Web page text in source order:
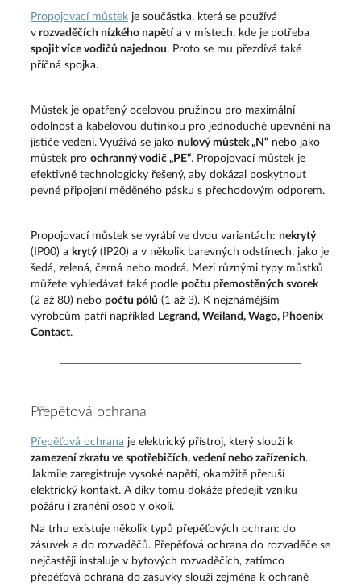
Propojovací můstek je součástka, která se používá
v rozvaděčích nízkého napětí a v místech, kde je potřeba
spojit více vodičů najednou. Proto se mu přezdívá také
příčná spojka.
Můstek je opatřený ocelovou pružinou pro maximální
odolnost a kabelovou dutinkou pro jednoduché upevnění na
jističe vedení. Využívá se jako nulový můstek „N“ nebo jako
můstek pro ochranný vodič „PE“. Propojovací můstek je
efektivně technologicky řešený, aby dokázal poskytnout
pevné připojení měděného pásku s přechodovým odporem.
Propojovací můstek se vyrábí ve dvou variantách: nekrytý
(IP00) a krytý (IP20) a v několik barevných odstínech, jako je
šedá, zelená, černá nebo modrá. Mezi různými typy můstků
můžete vyhledávat také podle počtu přemostěných svorek
(2 až 80) nebo počtu pólů (1 až 3). K nejznámějším
výrobcům patří například
Legrand, Weiland, Wago, Phoenix
Contact.
Přepětová ochrana
Přepěťová ochrana je elektrický přístroj, který slouží k
zamezení zkratu ve spotřebičích, vedení nebo zařízeních.
Jakmile zaregistruje vysoké napětí, okamžitě přeruší
elektrický kontakt. A díky tomu dokáže předejít vzniku
požáru i zranění osob v okolí.
Na trhu existuje několik typů přepěťových ochran: do
zásuvek a do rozvaděčů. Přepěťová ochrana do rozvaděče se
nejčastěji instaluje v bytových rozvaděčích, zatímco
přepěťová ochrana do zásuvky slouží zejména k ochraně